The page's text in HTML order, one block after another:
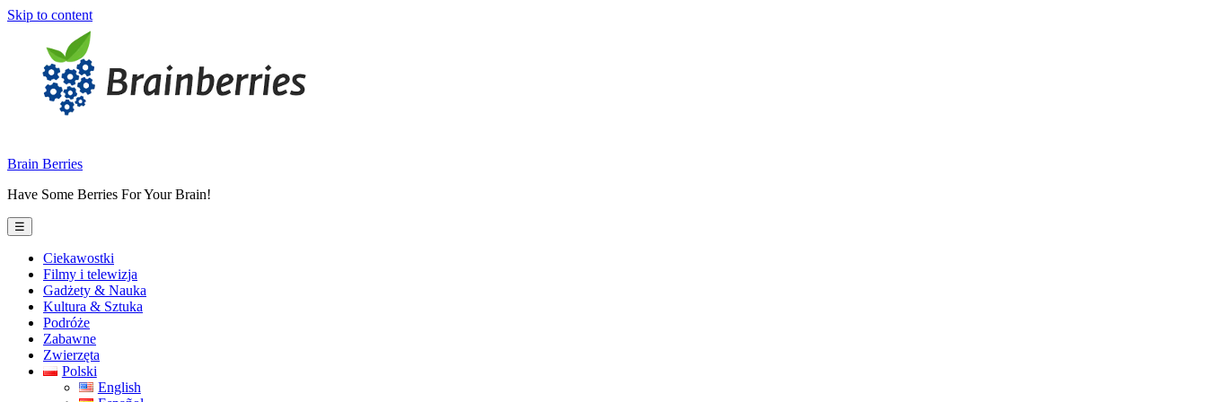
Skip to content
Brain Berries
Have Some Berries For Your Brain!
☰
Ciekawostki
Filmy i telewizja
Gadżety & Nauka
Kultura & Sztuka
Podróże
Zabawne
Zwierzęta
Polski
English